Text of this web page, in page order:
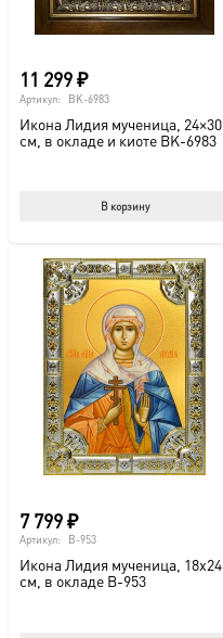
11 299₽
Артикул: BK-6983
Икона Лидия мученица, 24×30
см, в окладе и киоте BK-6983
В корзину
7 799₽
Артикул: B-953
Икона Лидия мученица, 18х24
см, в окладе B-953